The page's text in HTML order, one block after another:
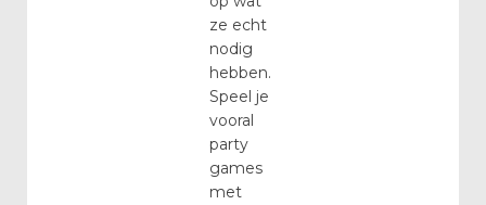
ze echt
nodig
hebben.
Speel je
vooral
party
games
met